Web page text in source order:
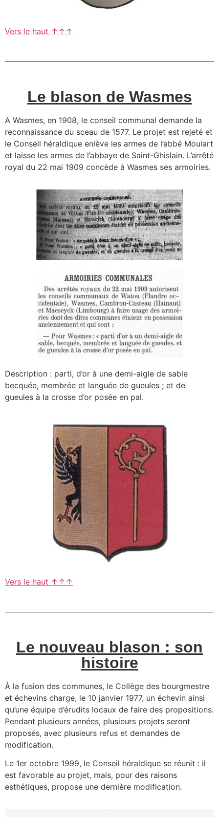
Vers le haut ↑↑↑
Le blason de Wasmes
A Wasmes, en 1908, le conseil communal demande la
reconnaissance du sceau de 1577. Le projet est rejeté et
le Conseil héraldique enlève les armes de l’abbé Moulart
et laisse les armes de l’abbaye de Saint-Ghislain. L’arrêté
royal du 22 mai 1909 concède à Wasmes ses armoiries.
Description : parti, d’or à une demi-aigle de sable
becquée, membrée et languée de gueules ; et de
gueules à la crosse d’or posée en pal.
Vers le haut ↑↑↑
Le nouveau blason : son
histoire
À la fusion des communes, le Collège des bourgmestre
et échevins charge, le 10 janvier 1977, un échevin ainsi
qu’une équipe d’érudits locaux de faire des propositions.
Pendant plusieurs années, plusieurs projets seront
proposés, avec plusieurs refus et demandes de
modification.
Le 1er octobre 1999, le Conseil héraldique se réunit : il
est favorable au projet, mais, pour des raisons
esthétiques, propose une dernière modification.